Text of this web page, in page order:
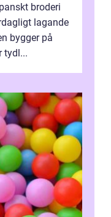
broderi
lagande
bygger på
tydl...